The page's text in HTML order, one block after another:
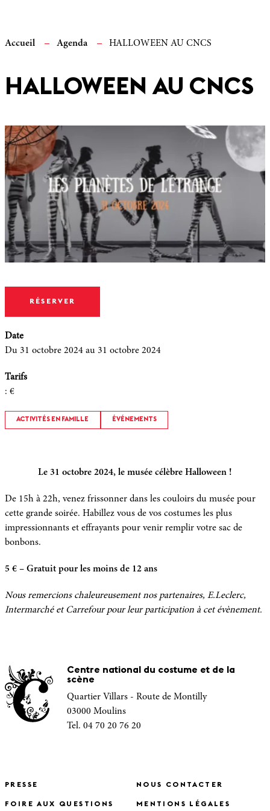
Accueil Agenda HALLOWEEN AU CNCS
HALLOWEEN AU CNCS
RÉSERVER
Date
Du 31 octobre 2024 au 31 octobre 2024
Tarifs
: €
ACTIVITÉS EN FAMILLE ÉVÉNEMENTS
Le 31 octobre 2024, le musée célèbre Halloween !
De 15h à 22h, venez frissonner dans les couloirs du musée pour
cette grande soirée. Habillez vous de vos costumes les plus
impressionnants et effrayants pour venir remplir votre sac de
bonbons.
5 € – Gratuit pour les moins de 12 ans
Nous remercions chaleureusement nos partenaires, E.Leclerc,
Intermarché et Carrefour pour leur participation à cet évènement.
Centre national du costume et de la
scène
Quartier Villars - Route de Montilly
03000 Moulins
Tel. 04 70 20 76 20
PRESSE
FOIRE AUX QUESTIONS
NOUS CONTACTER
MENTIONS LÉGALES